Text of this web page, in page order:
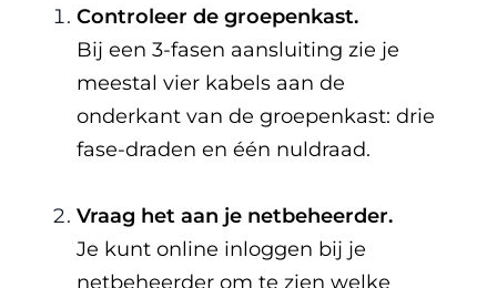
Controleer de groepenkast.
Bij een 3-fasen aansluiting zie je
meestal vier kabels aan de
onderkant van de groepenkast: drie
fase-draden en één nuldraad.
Vraag het aan je netbeheerder.
Je kunt online inloggen bij je
netbeheerder om te zien welke